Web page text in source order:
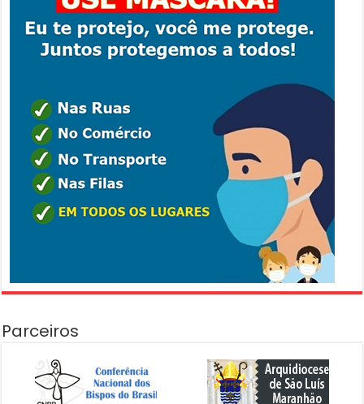
Parceiros